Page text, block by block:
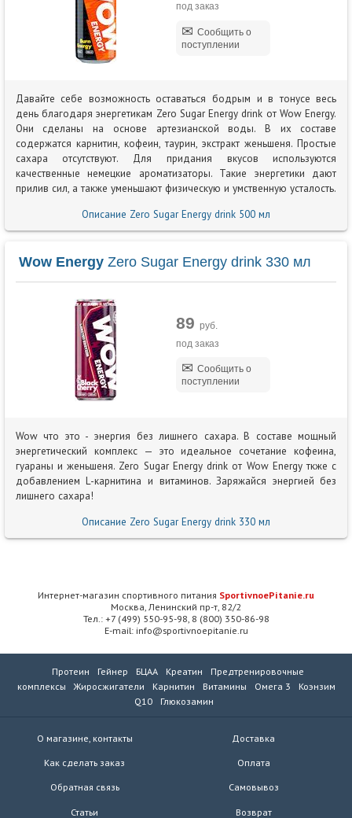
под заказ
Сообщить о
поступлении
Давайте себе возможность оставаться бодрым и в тонусе весь
день благодаря энергетикам Zero Sugar Energy drink от Wow Energy.
Они сделаны на основе артезианской воды. В их составе
содержатся карнитин, кофеин, таурин, экстракт женьшеня. Простые
сахара отсутствуют. Для придания вкусов используются
качественные немецкие ароматизаторы. Такие энергетики дают
прилив сил, а также уменьшают физическую и умственную усталость.
Описание Zero Sugar Energy drink 500 мл
Wow EnergyZero Sugar Energy drink 330 мл
89 руб.
под заказ
Сообщить о
поступлении
Wow что это - энергия без лишнего сахара. В составе мощный
энергетический комплекс — это идеальное сочетание кофеина,
гуараны и женьшеня. Zero Sugar Energy drink от Wow Energy ткже с
добавлением L-карнитина и витаминов. Заряжайся энергией без
лишнего сахара!
Описание Zero Sugar Energy drink 330 мл
Интернет-магазин спортивного питания SportivnoePitanie.ru
Москва, Ленинский пр-т, 82/2
Тел.: +7 (499) 550-95-98, 8 (800) 350-86-98
E-mail: info@sportivnoepitanie.ru
Протеин Гейнер БЦАА Креатин
Предтренировочные
комплексы
Жиросжигатели Карнитин Витамины Омега 3
Коэнзим
Q10
Глюкозамин
О магазине, контакты
Как сделать заказ
Обратная связь
Статьи
Доставка
Оплата
Самовывоз
Возврат